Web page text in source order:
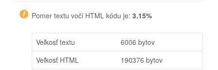
Pomer textu voči HTML kódu je: 3.15%
Veľkosť textu
6006 bytov
Veľkosť HTML
190376 bytov